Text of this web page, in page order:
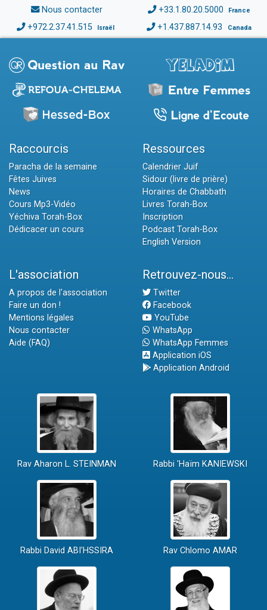
Nous contacter +33.1.80.20.5000 France
+972.2.37.41.515 Israël +1.437.887.14.93 Canada
Raccourcis
Paracha de la semaine
Fêtes Juives
News
Cours Mp3-Vidéo
Yéchiva Torah-Box
Dédicacer un cours
Ressources
Calendrier Juif
Sidour (livre de prière)
Horaires de Chabbath
Livres Torah-Box
Inscription
Podcast Torah-Box
English Version
L'association
A propos de l'association
Faire un don !
Mentions légales
Nous contacter
Aide (FAQ)
Retrouvez-nous...
Twitter
Facebook
YouTube
WhatsApp
WhatsApp Femmes
Application iOS
Application Android
Rav Aharon L. STEINMAN Rabbi 'Haïm KANIEWSKI
Rabbi David ABI'HSSIRA Rav Chlomo AMAR